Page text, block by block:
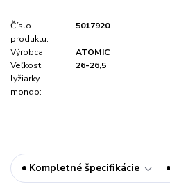
Číslo
produktu:
5017920
Výrobca:
ATOMIC
Veľkosti
lyžiarky -
mondo:
26-26,5
Kompletné špecifikácie